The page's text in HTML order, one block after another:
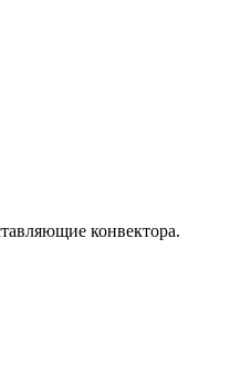
конвектора.